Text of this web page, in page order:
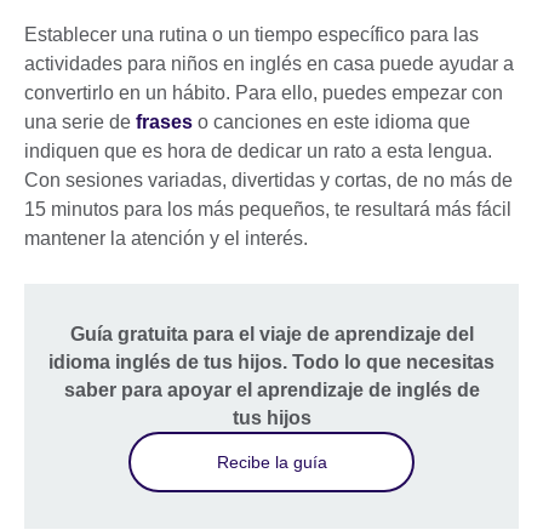
Establecer una rutina o un tiempo específico para las
actividades para niños en inglés en casa puede ayudar a
convertirlo en un hábito. Para ello, puedes empezar con
una serie de frases o canciones en este idioma que
indiquen que es hora de dedicar un rato a esta lengua.
Con sesiones variadas, divertidas y cortas, de no más de
15 minutos para los más pequeños, te resultará más fácil
mantener la atención y el interés.
Guía gratuita para el viaje de aprendizaje del
idioma inglés de tus hijos. Todo lo que necesitas
saber para apoyar el aprendizaje de inglés de
tus hijos
Recibe la guía